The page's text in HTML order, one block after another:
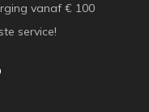
vanaf € 100
service!